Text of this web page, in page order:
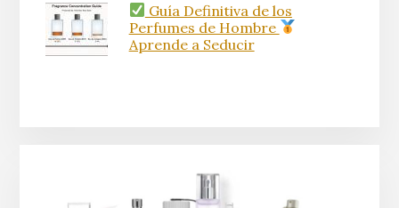
Guía Definitiva de los
Perfumes de Hombre
Aprende a Seducir